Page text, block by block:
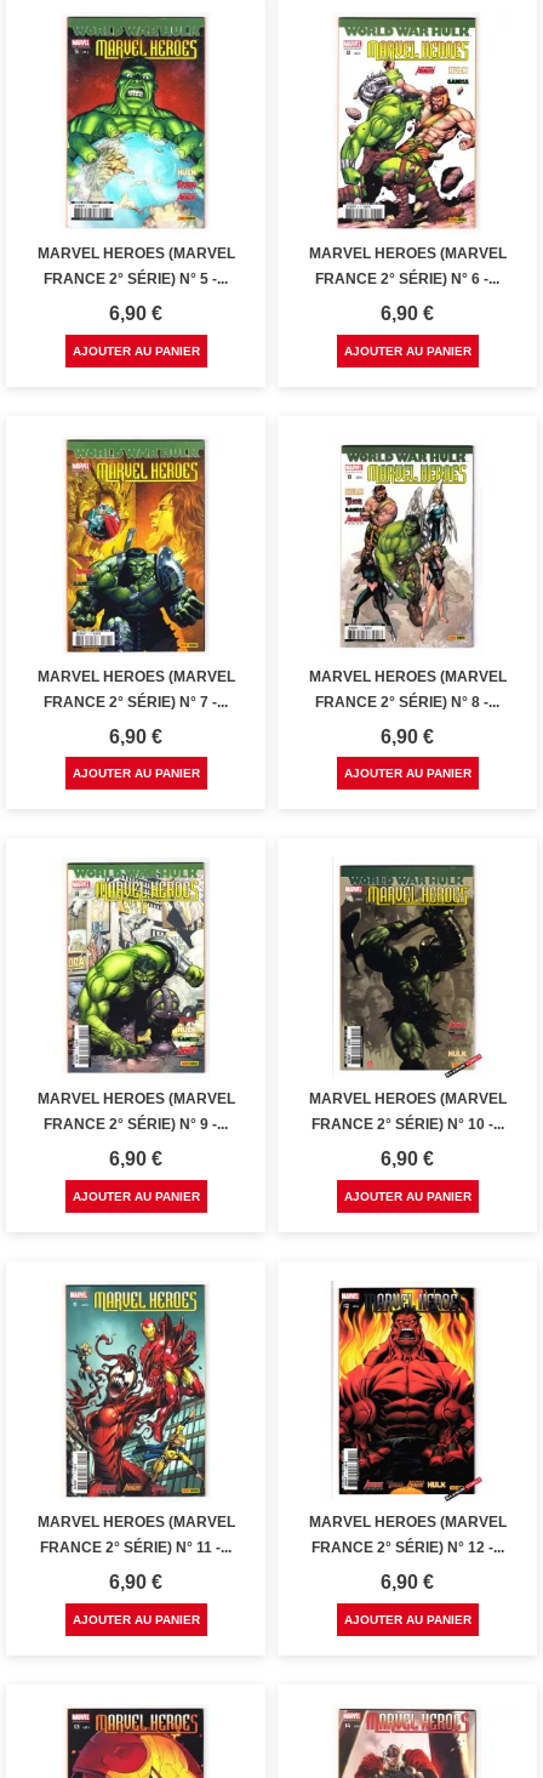
MARVEL HEROES (MARVEL
FRANCE 2° SÉRIE) N° 5 -...
Prix
6,90 €
AJOUTER AU PANIER
MARVEL HEROES (MARVEL
FRANCE 2° SÉRIE) N° 6 -...
Prix
6,90 €
AJOUTER AU PANIER
MARVEL HEROES (MARVEL
FRANCE 2° SÉRIE) N° 7 -...
Prix
6,90 €
AJOUTER AU PANIER
MARVEL HEROES (MARVEL
FRANCE 2° SÉRIE) N° 8 -...
Prix
6,90 €
AJOUTER AU PANIER
MARVEL HEROES (MARVEL
FRANCE 2° SÉRIE) N° 9 -...
Prix
6,90 €
AJOUTER AU PANIER
MARVEL HEROES (MARVEL
FRANCE 2° SÉRIE) N° 10 -...
Prix
6,90 €
AJOUTER AU PANIER
MARVEL HEROES (MARVEL
FRANCE 2° SÉRIE) N° 11 -...
Prix
6,90 €
AJOUTER AU PANIER
MARVEL HEROES (MARVEL
FRANCE 2° SÉRIE) N° 12 -...
Prix
6,90 €
AJOUTER AU PANIER